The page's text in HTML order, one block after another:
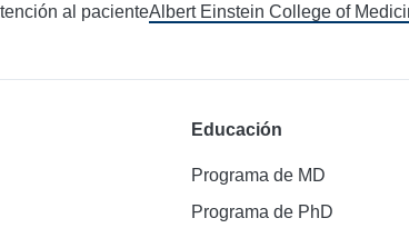
al pacienteAlbert Einstein College of
Educación
Programa de MD
Programa de PhD